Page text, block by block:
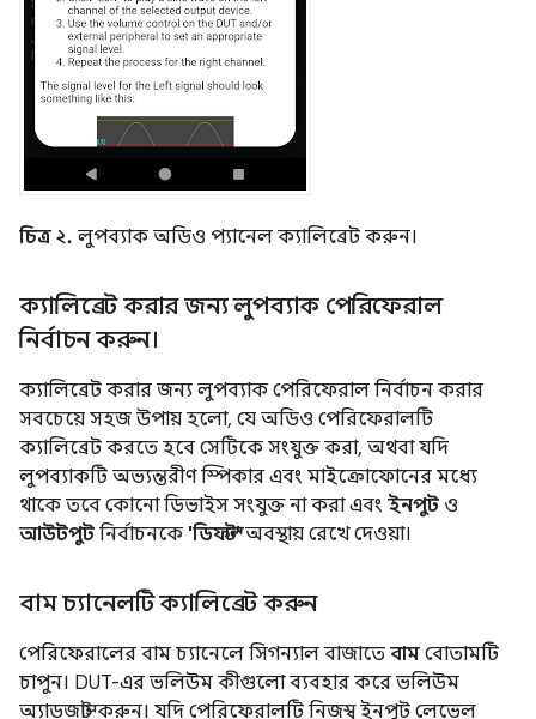
চিত্র ২. লুপব্যাক অডিও প্যানেল ক্যালিব্রেট করুন।
ক্যালিব্রেট করার জন্য লুপব্যাক পেরিফেরাল
নির্বাচন করুন।
ক্যালিব্রেট করার জন্য লুপব্যাক পেরিফেরাল নির্বাচন করার
সবচেয়ে সহজ উপায় হলো, যে অডিও পেরিফেরালটি
ক্যালিব্রেট করতে হবে সেটিকে সংযুক্ত করা, অথবা যদি
লুপব্যাকটি অভ্যন্তরীণ স্পিকার এবং মাইক্রোফোনের মধ্যে
থাকে তবে কোনো ডিভাইস সংযুক্ত না করা এবং ইনপুট ও
আউটপুট নির্বাচনকে 'ডিফল্ট'অবস্থায় রেখে দেওয়া।
বাম চ্যানেলটি ক্যালিব্রেট করুন
পেরিফেরালের বাম চ্যানেলে সিগন্যাল বাজাতে বাম বোতামটি
চাপুন। DUT-এর ভলিউম কীগুলো ব্যবহার করে ভলিউম
অ্যাডজাস্ট করুন। যদি পেরিফেরালটি নিজস্ব ইনপুট লেভেল